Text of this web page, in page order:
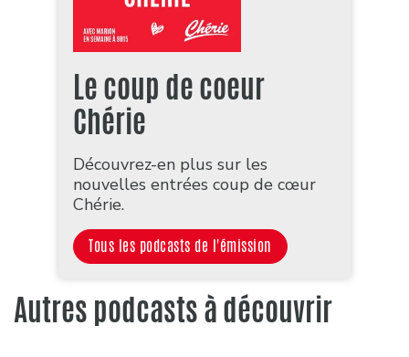
Le coup de coeur
Chérie
Découvrez-en plus sur les
nouvelles entrées coup de cœur
Chérie.
Tous les podcasts de l'émission
Autres podcasts à découvrir